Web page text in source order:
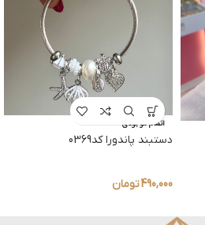
اتمام موجودی
دستبند پاندورا کد0369
490,000تومان